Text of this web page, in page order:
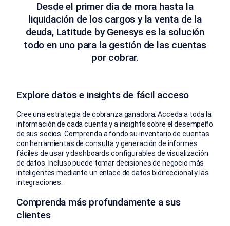
Desde el primer día de mora hasta la
liquidación de los cargos y la venta de la
deuda, Latitude by Genesys es la solución
todo en uno para la gestión de las cuentas
por cobrar.
Explore datos e insights de fácil acceso
Cree una estrategia de cobranza ganadora. Acceda a toda la
información de cada cuenta y a insights sobre el desempeño
de sus socios. Comprenda a fondo su inventario de cuentas
con herramientas de consulta y generación de informes
fáciles de usar y dashboards configurables de visualización
de datos. Incluso puede tomar decisiones de negocio más
inteligentes mediante un enlace de datos bidireccional y las
integraciones.
Comprenda más profundamente a sus
clientes